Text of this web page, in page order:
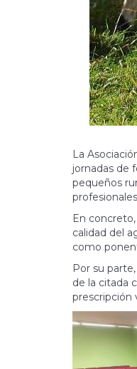
La
jornadas de
pequeños
En
calidad del
como
Por su
de la citada
prescripción